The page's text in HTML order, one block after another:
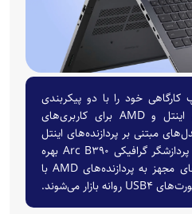
خود را با دو پیکربندی
مختلف مجهز به تراشه‌های اینتل و AMD برای کاربری‌های
مبتنی بر پردازنده‌های اینتل
وزن ۱.۶ کیلوگرمی دارند و از پردازشگر گرافیکی Arc B۳۹۰ بهره
می‌برند، در حالی که نسخه‌های مجهز به پردازنده‌های AMD با